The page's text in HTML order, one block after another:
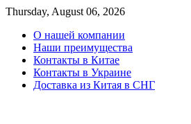
Thursday, August 06, 2026
О нашей компании
Наши преимущества
Контакты в Китае
Контакты в Украине
Доставка из Китая в СНГ